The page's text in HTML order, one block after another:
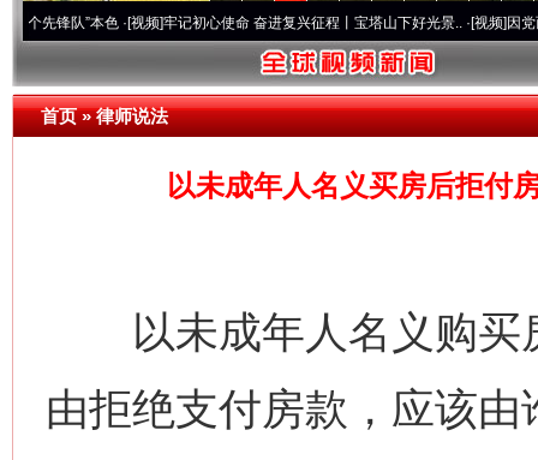
”本色·[视频]牢记初心使命 奋进复兴征程丨宝塔山下好光景..·[视频]因党而生 为党
首页»律师说法
以未成年人名义买房后拒付
以未成年人名义购买
由拒绝支付房款，应该